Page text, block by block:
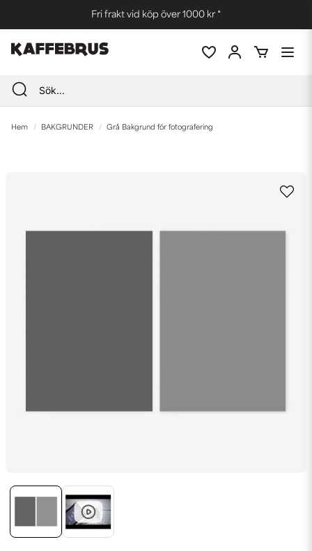
Fri frakt vid köp över 1000 kr *
Hem BAKGRUNDER Grå Bakgrund för fotografering